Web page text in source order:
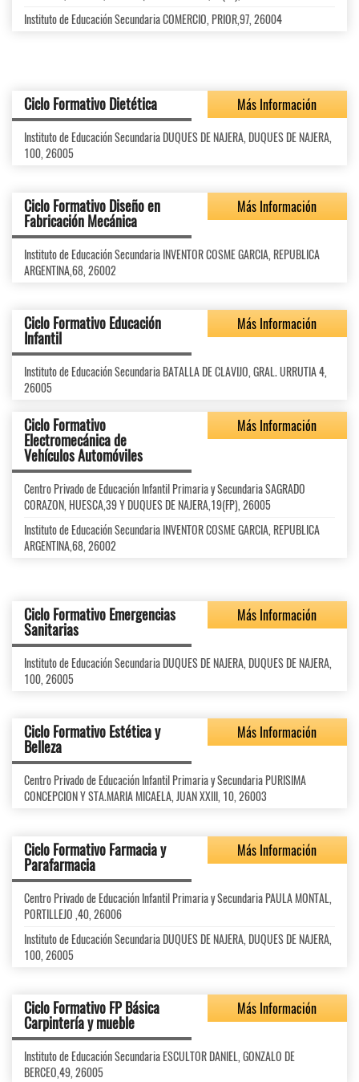
Instituto de Educación Secundaria COMERCIO, PRIOR,97, 26004
Ciclo Formativo Dietética Más Información
Instituto de Educación Secundaria DUQUES DE NAJERA, DUQUES DE NAJERA,
100, 26005
Ciclo Formativo Diseño en
Fabricación Mecánica
Más Información
Instituto de Educación Secundaria INVENTOR COSME GARCIA, REPUBLICA
ARGENTINA,68, 26002
Ciclo Formativo Educación
Infantil
Más Información
Instituto de Educación Secundaria BATALLA DE CLAVIJO, GRAL. URRUTIA 4,
26005
Ciclo Formativo
Electromecánica de
Vehículos Automóviles
Más Información
Centro Privado de Educación Infantil Primaria y Secundaria SAGRADO
CORAZON, HUESCA,39 Y DUQUES DE NAJERA,19(FP), 26005
Instituto de Educación Secundaria INVENTOR COSME GARCIA, REPUBLICA
ARGENTINA,68, 26002
Ciclo Formativo Emergencias
Sanitarias
Más Información
Instituto de Educación Secundaria DUQUES DE NAJERA, DUQUES DE NAJERA,
100, 26005
Ciclo Formativo Estética y
Belleza
Más Información
Centro Privado de Educación Infantil Primaria y Secundaria PURISIMA
CONCEPCION Y STA.MARIA MICAELA, JUAN XXIII, 10, 26003
Ciclo Formativo Farmacia y
Parafarmacia
Más Información
Centro Privado de Educación Infantil Primaria y Secundaria PAULA MONTAL,
PORTILLEJO ,40, 26006
Instituto de Educación Secundaria DUQUES DE NAJERA, DUQUES DE NAJERA,
100, 26005
Ciclo Formativo FP Básica
Carpintería y mueble
Más Información
Instituto de Educación Secundaria ESCULTOR DANIEL, GONZALO DE
BERCEO,49, 26005